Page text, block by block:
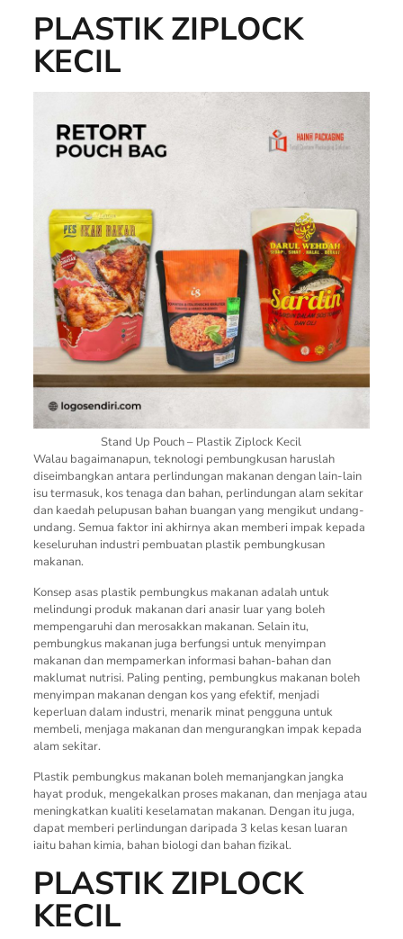
PLASTIK ZIPLOCK
KECIL
Stand Up Pouch – Plastik Ziplock Kecil
Walau bagaimanapun, teknologi pembungkusan haruslah
diseimbangkan antara perlindungan makanan dengan lain-lain
isu termasuk, kos tenaga dan bahan, perlindungan alam sekitar
dan kaedah pelupusan bahan buangan yang mengikut undang-
undang. Semua faktor ini akhirnya akan memberi impak kepada
keseluruhan industri pembuatan plastik pembungkusan
makanan.
Konsep asas plastik pembungkus makanan adalah untuk
melindungi produk makanan dari anasir luar yang boleh
mempengaruhi dan merosakkan makanan. Selain itu,
pembungkus makanan juga berfungsi untuk menyimpan
makanan dan mempamerkan informasi bahan-bahan dan
maklumat nutrisi. Paling penting, pembungkus makanan boleh
menyimpan makanan dengan kos yang efektif, menjadi
keperluan dalam industri, menarik minat pengguna untuk
membeli, menjaga makanan dan mengurangkan impak kepada
alam sekitar.
Plastik pembungkus makanan boleh memanjangkan jangka
hayat produk, mengekalkan proses makanan, dan menjaga atau
meningkatkan kualiti keselamatan makanan. Dengan itu juga,
dapat memberi perlindungan daripada 3 kelas kesan luaran
iaitu bahan kimia, bahan biologi dan bahan fizikal.
PLASTIK ZIPLOCK
KECIL